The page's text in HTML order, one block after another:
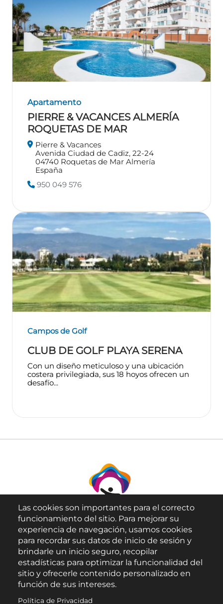
Apartamento
PIERRE & VACANCES ALMERÍA
ROQUETAS DE MAR
Pierre & Vacances
Avenida Ciudad de Cadiz, 22-24
04740 Roquetas de Mar Almería
España
950 049 576
Campos de Golf
CLUB DE GOLF PLAYA SERENA
Con un diseño meticuloso y una ubicación
costera privilegiada, sus 18 hoyos ofrecen un
desafío...
Aviso Legal
Política de Privacidad
Las cookies son importantes para el correcto
funcionamiento del sitio. Para mejorar su
experiencia de navegación, usamos cookies
para recordar sus datos de inicio de sesión y
brindarle un inicio seguro, recopilar
estadísticas para optimizar la funcionalidad del
sitio y ofrecerle contenido personalizado en
función de sus intereses.
Política de Privacidad